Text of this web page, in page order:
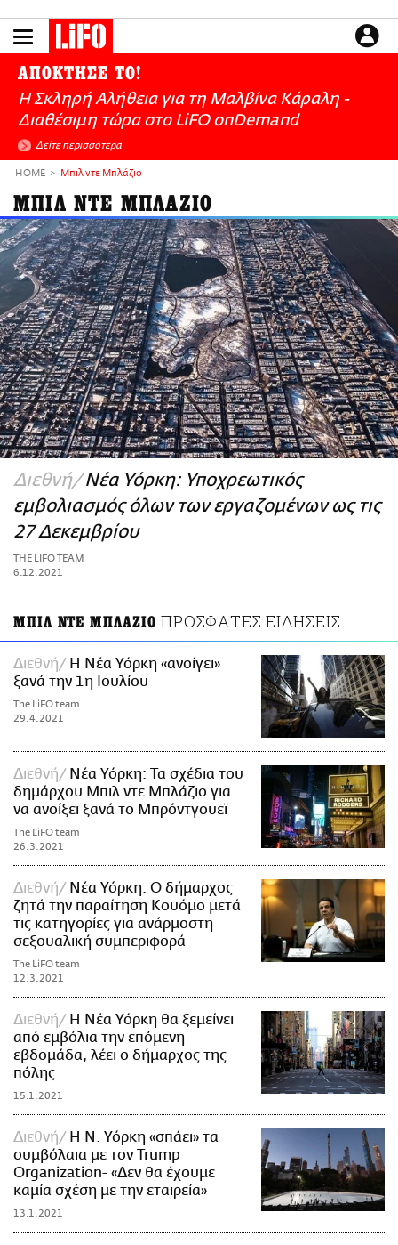
το
LIFO SHOP
NEWSLETTER
ΜΙΚΡΟΠΡΑΓΜΑΤΑ
THE GOOD LIFO
LIFOLAND
CITY GUIDE
ΑΜΠΑ
PRINT
ΕΙΔΗΣΕΙΣ
CULTURE
ΑΠΟΨΕΙΣ
ΤΡΟΠΟΣ ΖΩΗΣ
PODCASTS
Plus
ΑΠΟΚΤΗΣΕ ΤΟ!
Η Σκληρή Αλήθεια για τη Μαλβίνα Κάραλη -
Διαθέσιμη τώρα στo LiFO onDemand
Δείτε περισσότερα
HOME Μπιλ ντε Μπλάζιο
ΜΠΙΛ ΝΤΕ ΜΠΛΑΖΙΟ
Διεθνή Νέα Υόρκη: Υποχρεωτικός
εμβολιασμός όλων των εργαζομένων ως τις
27 Δεκεμβρίου
THE LIFO TEAM
6.12.2021
ΜΠΙΛ ΝΤΕ ΜΠΛΑΖΙΟ ΠΡΟΣΦΑΤΕΣ ΕΙΔΗΣΕΙΣ
Διεθνή
Η Νέα Υόρκη «ανοίγει»
ξανά την 1η Ιουλίου
The LiFO team
29.4.2021
Διεθνή
Νέα Υόρκη: Τα σχέδια του
δημάρχου Μπιλ ντε Μπλάζιο για
να ανοίξει ξανά το Μπρόντγουεϊ
The LiFO team
26.3.2021
Διεθνή
Νέα Υόρκη: Ο δήμαρχος
ζητά την παραίτηση Κουόμο μετά
τις κατηγορίες για ανάρμοστη
σεξουαλική συμπεριφορά
The LiFO team
12.3.2021
Διεθνή
Η Νέα Υόρκη θα ξεμείνει
από εμβόλια την επόμενη
εβδομάδα, λέει ο δήμαρχος της
πόλης
15.1.2021
Διεθνή
Η Ν. Υόρκη «σπάει» τα
συμβόλαια με τον Trump
Organization- «Δεν θα έχουμε
καμία σχέση με την εταιρεία»
13.1.2021